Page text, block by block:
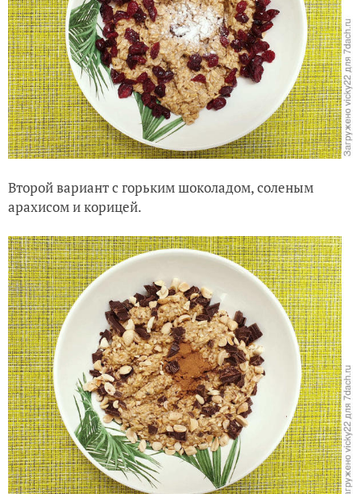
Второй вариант с горьким шоколадом, соленым
арахисом и корицей.